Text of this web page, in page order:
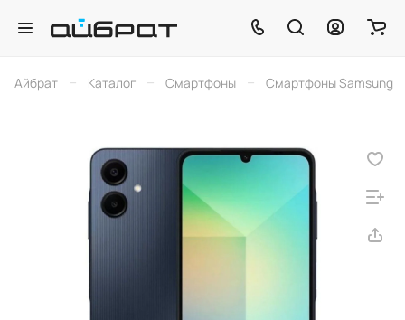
Айбрат – Каталог – Смартфоны – Смартфоны Samsung